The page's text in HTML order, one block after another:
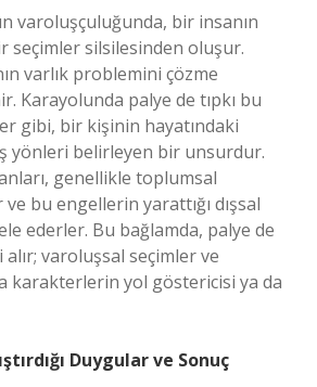
varoluşçuluğunda, bir insanın
seçimler silsilesinden oluşur.
varlık problemini çözme
Karayolunda palye de tıpkı bu
gibi, bir kişinin hayatındaki
yönleri belirleyen bir unsurdur.
genellikle toplumsal
bu engellerin yarattığı dışsal
ederler. Bu bağlamda, palye de
varoluşsal seçimler ve
karakterlerin yol göstericisi ya da
Duygular ve Sonuç